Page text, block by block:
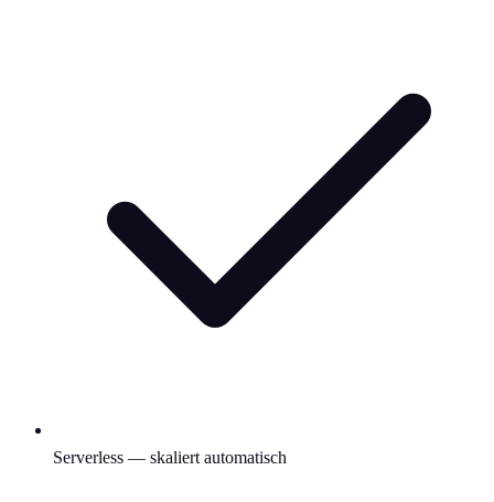
Serverless — skaliert automatisch